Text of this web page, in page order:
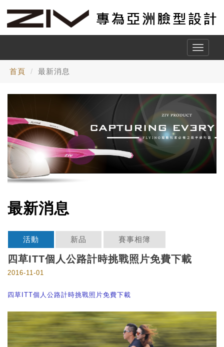
Toggle
首頁 最新消息
最新消息
活動 新品 賽事相簿
四草ITT個人公路計時挑戰照片免費下載
2016-11-01
四草ITT個人公路計時挑戰照片免費下載